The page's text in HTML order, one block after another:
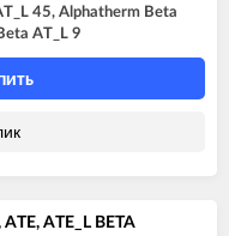
45, Alphatherm Beta
AT_L 9
ATE_L BETA